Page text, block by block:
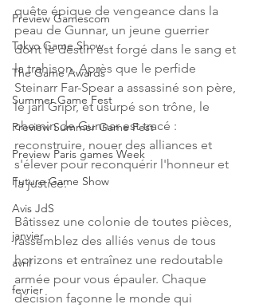
Preview Gamescom
Tokyo Game Show
The Game Awards
Summer Game Fest
Preview Summer Game Fest
Preview Paris games Week
Future Game Show
Avis JdS
janvier
avril
fevrier
quête épique de vengeance dans la
peau de Gunnar, un jeune guerrier
dont le destin est forgé dans le sang et
la trahison. Après que le perfide
Steinarr Far-Spear a assassiné son père,
le jarl Gripr, et usurpé son trône, le
chemin de Gunnar est tracé :
reconstruire, nouer des alliances et
s'élever pour reconquérir l'honneur et
la justice.
Bâtissez une colonie de toutes pièces,
rassemblez des alliés venus de tous
horizons et entraînez une redoutable
armée pour vous épauler. Chaque
décision façonne le monde qui